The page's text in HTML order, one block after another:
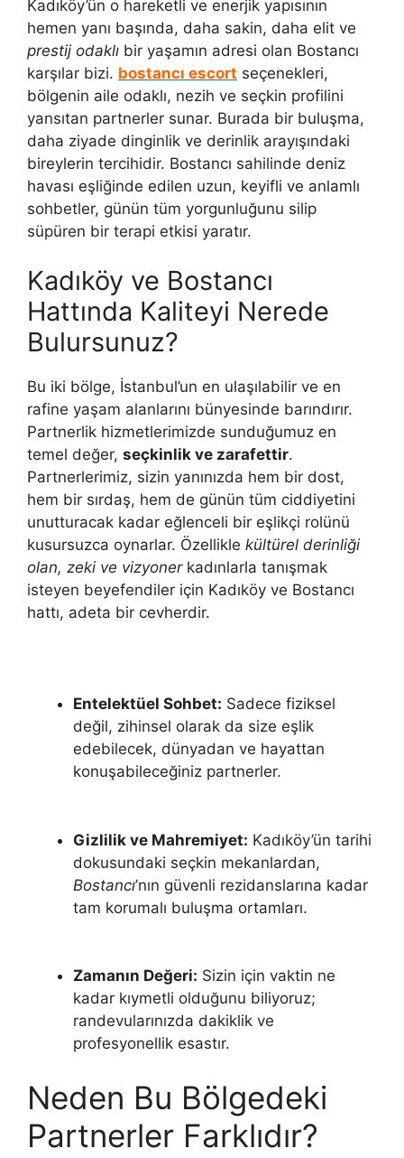
Kadıköy’ün o hareketli ve enerjik yapısının
hemen yanı başında, daha sakin, daha elit ve
prestij odaklı bir yaşamın adresi olan Bostancı
karşılar bizi. bostancı escort seçenekleri,
bölgenin aile odaklı, nezih ve seçkin profilini
yansıtan partnerler sunar. Burada bir buluşma,
daha ziyade dinginlik ve derinlik arayışındaki
bireylerin tercihidir. Bostancı sahilinde deniz
havası eşliğinde edilen uzun, keyifli ve anlamlı
sohbetler, günün tüm yorgunluğunu silip
süpüren bir terapi etkisi yaratır.
Kadıköy ve Bostancı
Hattında Kaliteyi Nerede
Bulursunuz?
Bu iki bölge, İstanbul’un en ulaşılabilir ve en
rafine yaşam alanlarını bünyesinde barındırır.
Partnerlik hizmetlerimizde sunduğumuz en
temel değer, seçkinlik ve zarafettir.
Partnerlerimiz, sizin yanınızda hem bir dost,
hem bir sırdaş, hem de günün tüm ciddiyetini
unutturacak kadar eğlenceli bir eşlikçi rolünü
kusursuzca oynarlar. Özellikle kültürel derinliği
olan, zeki ve vizyonerkadınlarla tanışmak
isteyen beyefendiler için Kadıköy ve Bostancı
hattı, adeta bir cevherdir.
Entelektüel Sohbet: Sadece fiziksel
değil, zihinsel olarak da size eşlik
edebilecek, dünyadan ve hayattan
konuşabileceğiniz partnerler.
Gizlilik ve Mahremiyet: Kadıköy’ün tarihi
dokusundaki seçkin mekanlardan,
Bostancı’nın güvenli rezidanslarına kadar
tam korumalı buluşma ortamları.
Zamanın Değeri: Sizin için vaktin ne
kadar kıymetli olduğunu biliyoruz;
randevularınızda dakiklik ve
profesyonellik esastır.
Neden Bu Bölgedeki
Partnerler Farklıdır?